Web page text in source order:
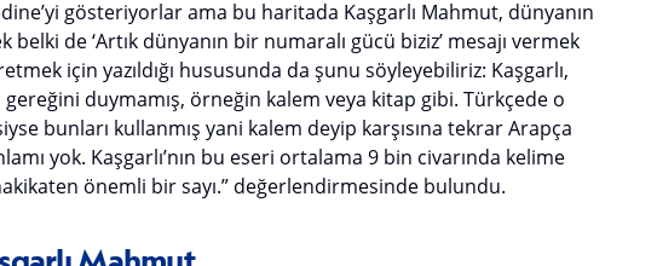
gösteriyorlar ama bu haritada Kaşgarlı Mahmut, dünyanın
de ‘Artık dünyanın bir numaralı gücü biziz’ mesajı vermek
için yazıldığı hususunda da şunu söyleyebiliriz: Kaşgarlı,
gereğini duymamış, örneğin kalem veya kitap gibi. Türkçede o
bunları kullanmış yani kalem deyip karşısına tekrar Arapça
yok. Kaşgarlı’nın bu eseri ortalama 9 bin civarında kelime
önemli bir sayı.” değerlendirmesinde bulundu.